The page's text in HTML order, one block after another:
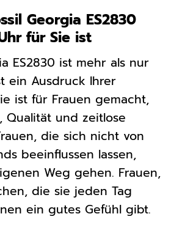
Georgia ES2830
für Sie ist
ES2830 ist mehr als nur
ein Ausdruck Ihrer
ist für Frauen gemacht,
Qualität und zeitlose
die sich nicht von
beeinflussen lassen,
Weg gehen. Frauen,
die sie jeden Tag
ein gutes Gefühl gibt.